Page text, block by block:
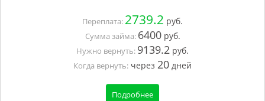
Переплата: 2739.2 руб.
Сумма займа: 6400руб.
Нужно вернуть: 9139.2 руб.
Когда вернуть: через 20 дней
Подробнее